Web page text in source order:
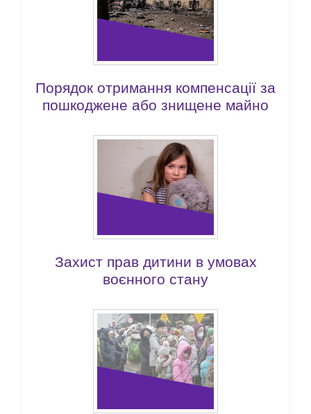
Порядок отримання компенсації за
пошкоджене або знищене майно
Захист прав дитини в умовах
воєнного стану